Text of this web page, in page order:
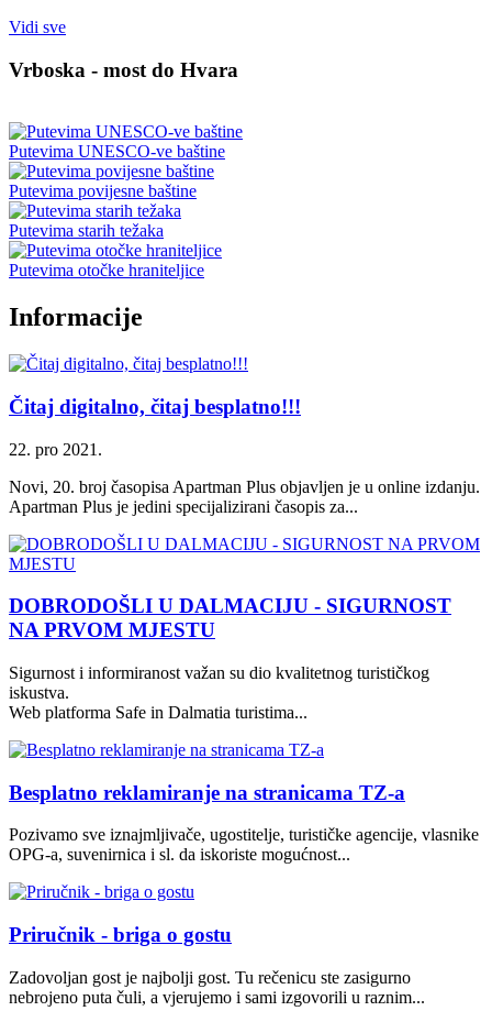
Vidi sve
Vrboska - most do Hvara
Putevima UNESCO-ve baštine
Putevima povijesne baštine
Putevima starih težaka
Putevima otočke hraniteljice
Informacije
Čitaj digitalno, čitaj besplatno!!!
22. pro 2021.
Novi, 20. broj časopisa Apartman Plus objavljen je u online izdanju.
Apartman Plus je jedini specijalizirani časopis za...
DOBRODOŠLI U DALMACIJU - SIGURNOST
NA PRVOM MJESTU
Sigurnost i informiranost važan su dio kvalitetnog turističkog
iskustva.
Web platforma Safe in Dalmatia turistima...
Besplatno reklamiranje na stranicama TZ-a
Pozivamo sve iznajmljivače, ugostitelje, turističke agencije, vlasnike
OPG-a, suvenirnica i sl. da iskoriste mogućnost...
Priručnik - briga o gostu
Zadovoljan gost je najbolji gost. Tu rečenicu ste zasigurno
nebrojeno puta čuli, a vjerujemo i sami izgovorili u raznim...